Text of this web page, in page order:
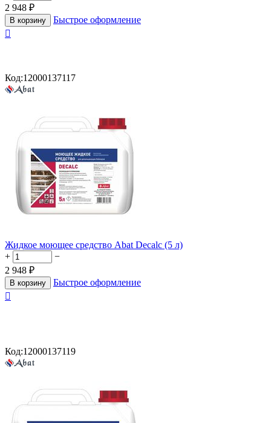
2 948 ₽
В корзину
Быстрое оформление

Код:12000137117
Жидкое моющее средство Abat Decalc (5 л)
+
−
2 948 ₽
В корзину
Быстрое оформление

Код:12000137119